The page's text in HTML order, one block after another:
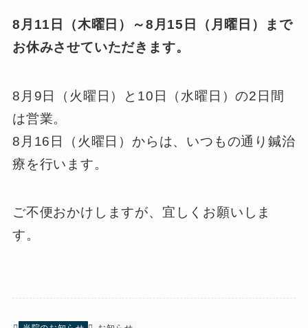
8月11日（木曜日）～8月15日（月曜日）まで
お休みさせていただきます。
8月9日（火曜日）と10日（水曜日）の2日間
は営業。
8月16日（火曜日）からは、いつもの通り鍼治
療を行います。
ご不便おかけしますが、宜しくお願いしま
す。